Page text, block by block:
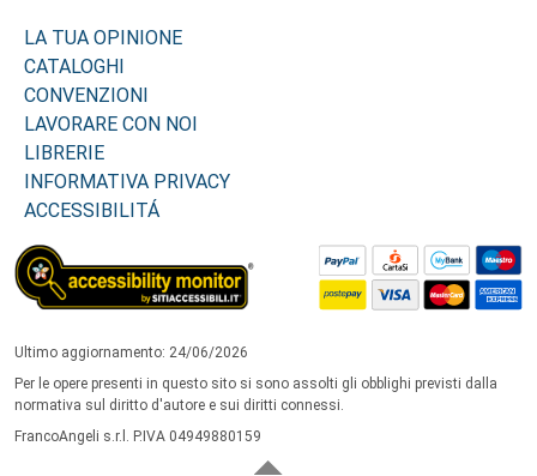
LA TUA OPINIONE
CATALOGHI
CONVENZIONI
LAVORARE CON NOI
LIBRERIE
INFORMATIVA PRIVACY
ACCESSIBILITÁ
Ultimo aggiornamento: 24/06/2026
Per le opere presenti in questo sito si sono assolti gli obblighi previsti dalla
normativa sul diritto d'autore e sui diritti connessi.
FrancoAngeli s.r.l. P.IVA 04949880159